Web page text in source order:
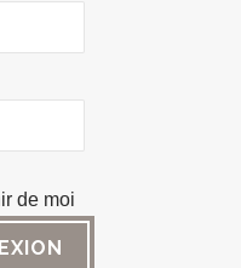
de moi